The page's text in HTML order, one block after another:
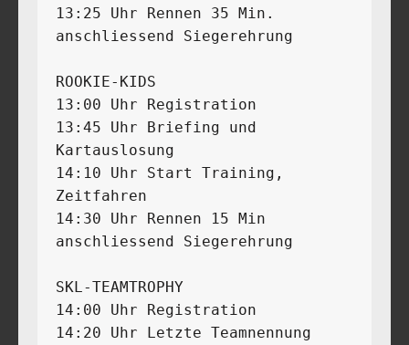
13:25 Uhr Rennen 35 Min.
anschliessend Siegerehrung
ROOKIE-KIDS
13:00 Uhr Registration
13:45 Uhr Briefing und
Kartauslosung
14:10 Uhr Start Training,
Zeitfahren
14:30 Uhr Rennen 15 Min
anschliessend Siegerehrung
SKL-TEAMTROPHY
14:00 Uhr Registration
14:20 Uhr Letzte Teamnennung